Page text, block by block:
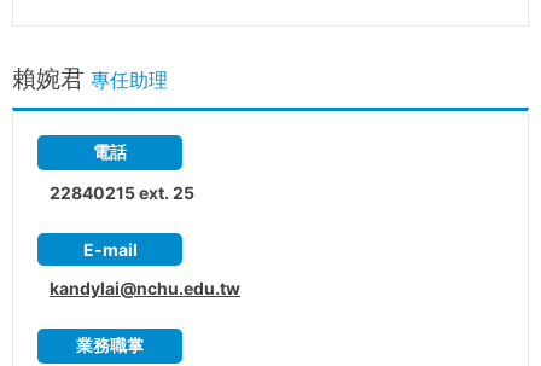
賴婉君 專任助理
電話
22840215 ext. 25
E-mail
kandylai@nchu.edu.tw
業務職掌